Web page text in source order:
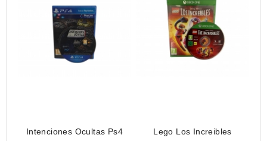
Intenciones Ocultas Ps4
Lego Los Increibles